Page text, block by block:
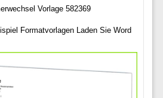
Vorlage 582369
Formatvorlagen Laden Sie Word